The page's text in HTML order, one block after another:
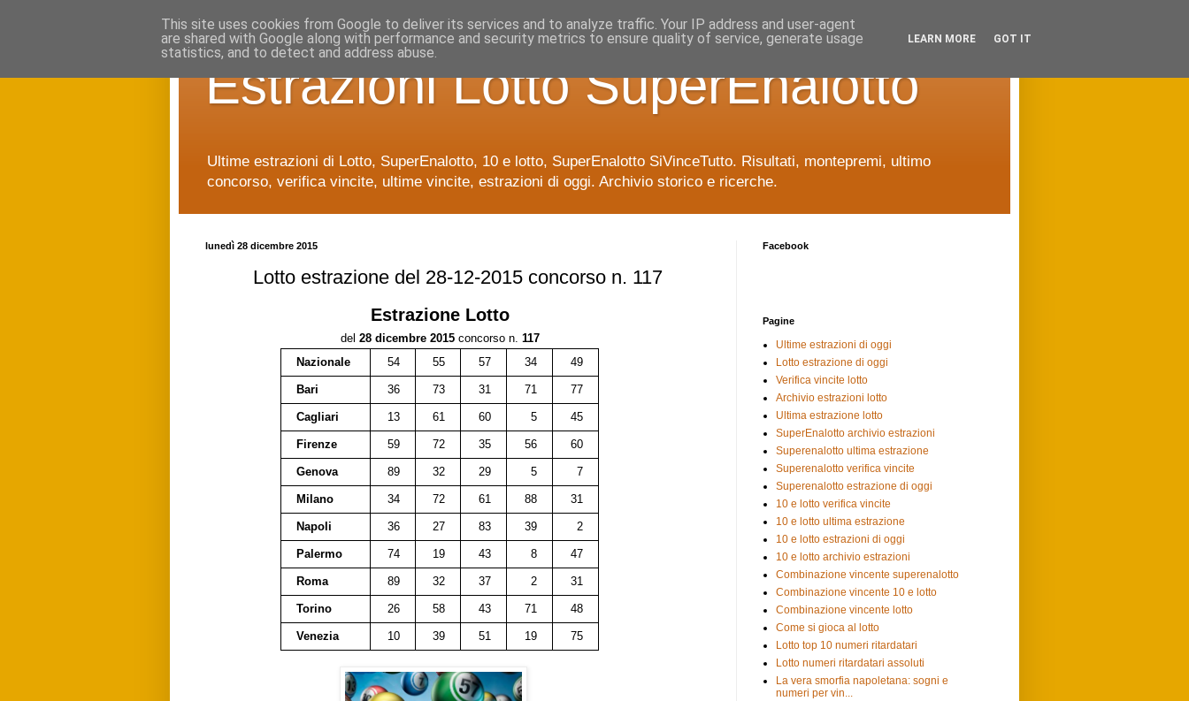
Estrazioni Lotto SuperEnalotto
Ultime estrazioni di Lotto, SuperEnalotto, 10 e lotto, SuperEnalotto SiVinceTutto. Risultati, montepremi, ultimo
concorso, verifica vincite, ultime vincite, estrazioni di oggi. Archivio storico e ricerche.
lunedì 28 dicembre 2015
Lotto estrazione del 28-12-2015 concorso n. 117
Estrazione Lotto
del 28 dicembre 2015concorso n. 117
Nazionale
54 55 57 34 49
Bari 36 73 31 71 77
Cagliari 13 61 60 5 45
Firenze 59 72 35 56 60
Genova 89 32 29 5 7
Milano 34 72 61 88 31
Napoli 36 27 83 39 2
Palermo 74 19 43 8 47
Roma 89 32 37 2 31
Torino 26 58 43 71 48
Venezia 10 39 51 19 75
Facebook
Pagine
Ultime estrazioni di oggi
Lotto estrazione di oggi
Verifica vincite lotto
Archivio estrazioni lotto
Ultima estrazione lotto
SuperEnalotto archivio estrazioni
Superenalotto ultima estrazione
Superenalotto verifica vincite
Superenalotto estrazione di oggi
10 e lotto verifica vincite
10 e lotto ultima estrazione
10 e lotto estrazioni di oggi
10 e lotto archivio estrazioni
Combinazione vincente superenalotto
Combinazione vincente 10 e lotto
Combinazione vincente lotto
Come si gioca al lotto
Lotto top 10 numeri ritardatari
Lotto numeri ritardatari assoluti
La vera smorfia napoletana: sogni e
numeri per vin...
This site uses cookies from Google to deliver its services and to analyze traffic. Your IP address and user-agent
are shared with Google along with performance and security metrics to ensure quality of service, generate usage
statistics, and to detect and address abuse.
LEARN MORE GOT IT